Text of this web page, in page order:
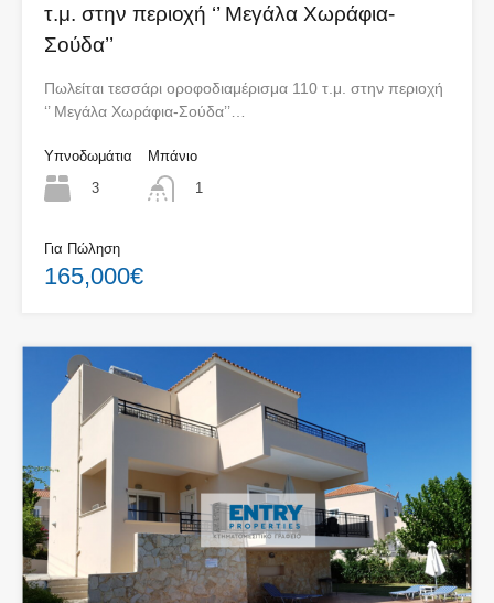
τ.μ. στην περιοχή ‘’ Μεγάλα Χωράφια-
Σούδα’’
Πωλείται τεσσάρι οροφοδιαμέρισμα 110 τ.μ. στην περιοχή
‘’ Μεγάλα Χωράφια-Σούδα’’…
Υπνοδωμάτια
3
Μπάνιο
1
Για Πώληση
165,000€